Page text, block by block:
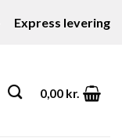
Express levering
0,00 kr.